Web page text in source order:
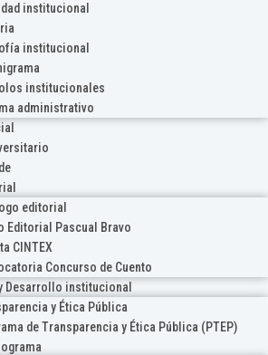
institucional
institucional
institucionales
administrativo
editorial
Editorial Pascual Bravo
CINTEX
Concurso de Cuento
Desarrollo institucional
y Ética Pública
de Transparencia y Ética Pública (PTEP)